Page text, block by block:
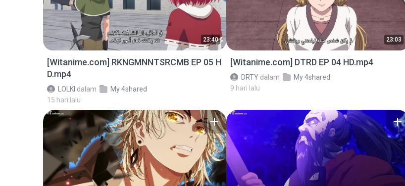
23:40
[Witanime.com] RKNGMNNTSRCMB EP 05 H
D.mp4
LOLKI dalam
My 4shared
15 hari lalu
23:03
[Witanime.com] DTRD EP 04 HD.mp4
DRTY dalam
My 4shared
9 hari lalu